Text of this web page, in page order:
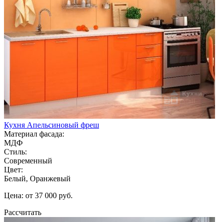
Кухня Апельсиновый фреш
Материал фасада:
МДФ
Стиль:
Современный
Цвет:
Белый, Оранжевый
Цена: от 37 000 руб.
Рассчитать